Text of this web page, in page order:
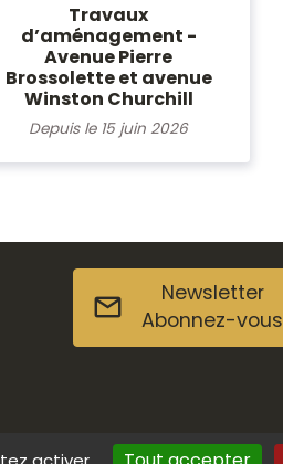
Travaux
d’aménagement -
Avenue Pierre
Brossolette et avenue
Winston Churchill
Depuis le 15 juin 2026
Newsletter
Abonnez-vous